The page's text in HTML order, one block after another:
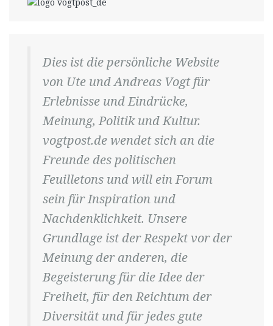
Dies ist die persönliche Website
von Ute und Andreas Vogt für
Erlebnisse und Eindrücke,
Meinung, Politik und Kultur.
vogtpost.de wendet sich an die
Freunde des politischen
Feuilletons und will ein Forum
sein für Inspiration und
Nachdenklichkeit. Unsere
Grundlage ist der Respekt vor der
Meinung der anderen, die
Begeisterung für die Idee der
Freiheit, für den Reichtum der
Diversität und für jedes gute